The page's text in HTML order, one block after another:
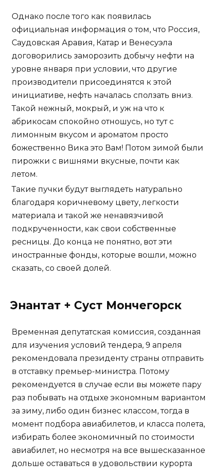
Однако после того как появилась
официальная информация о том, что Россия,
Саудовская Аравия, Катар и Венесуэла
договорились заморозить добычу нефти на
уровне января при условии, что другие
производители присоединятся к этой
инициативе, нефть началась сползать вниз.
Такой нежный, мокрый, и уж на что к
абрикосам спокойно отношусь, но тут с
лимонным вкусом и ароматом просто
божественно Вика это Вам! Потом зимой были
пирожки с вишнями вкусные, почти как
летом.
Такие пучки будут выглядеть натурально
благодаря коричневому цвету, легкости
материала и такой же ненавязчивой
подкрученности, как свои собственные
ресницы. До конца не понятно, вот эти
иностранные фонды, которые вошли, можно
сказать, со своей долей.
Энантат + Суст Мончегорск
Временная депутатская комиссия, созданная
для изучения условий тендера, 9 апреля
рекомендовала президенту страны отправить
в отставку премьер-министра. Потому
рекомендуется в случае если вы можете пару
раз побывать на отдыхе экономным вариантом
за зиму, либо один бизнес классом, тогда в
момент подбора авиабилетов, и класса полета,
избирать более экономичный по стоимости
авиабилет, но несмотря на все вышесказанное
дольше оставаться в удовольствии курорта